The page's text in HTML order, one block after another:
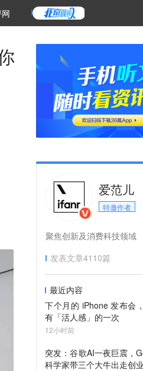
爱范儿
特邀作者
聚焦创新及消费科技领域
发表文章4110篇
最近内容
下个月的 iPhone 发布会
有「活人感」的一次
12小时前
突发：谷歌AI一夜巨震，
科学家带三个大牛出走创业